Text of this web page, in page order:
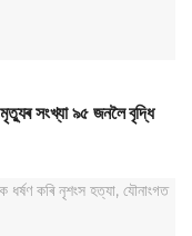
সংখ্যা ৯৫ জনলৈ বৃদ্ধি